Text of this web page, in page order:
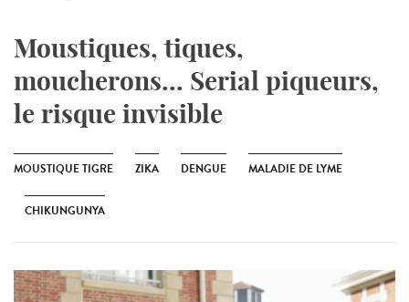
Moustiques, tiques,
moucherons... Serial piqueurs,
le risque invisible
MOUSTIQUE TIGRE ZIKA DENGUE MALADIE DE LYME
CHIKUNGUNYA